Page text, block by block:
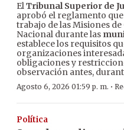
ElTribunal Superior de
aprobó el reglamento
trabajo de las Misiones
Nacional durante las
establece los requisitos
organizaciones
obligaciones y
observación antes,
Agosto 6, 2026 01:59 p. m. ·
Política